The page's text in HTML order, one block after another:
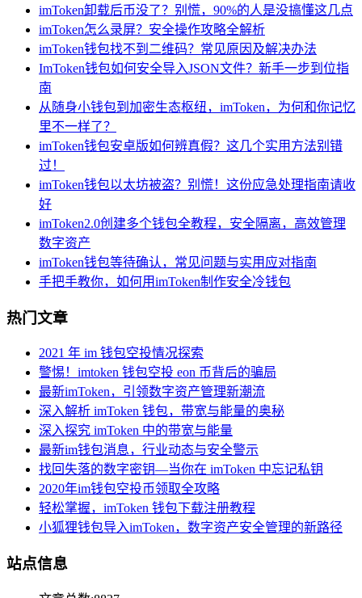
imToken卸载后币没了？别慌，90%的人是没搞懂这几点
imToken怎么录屏？安全操作攻略全解析
imToken钱包找不到二维码？常见原因及解决办法
ImToken钱包如何安全导入JSON文件？新手一步到位指
南
从随身小钱包到加密生态枢纽，imToken，为何和你记忆
里不一样了？
imToken钱包安卓版如何辨真假？这几个实用方法别错
过！
imToken钱包以太坊被盗？别慌！这份应急处理指南请收
好
imToken2.0创建多个钱包全教程，安全隔离，高效管理
数字资产
imToken钱包等待确认，常见问题与实用应对指南
手把手教你，如何用imToken制作安全冷钱包
热门文章
2021 年 im 钱包空投情况探索
警惕！imtoken 钱包空投 eon 币背后的骗局
最新imToken，引领数字资产管理新潮流
深入解析 imToken 钱包，带宽与能量的奥秘
深入探究 imToken 中的带宽与能量
最新im钱包消息，行业动态与安全警示
找回失落的数字密钥—当你在 imToken 中忘记私钥
2020年im钱包空投币领取全攻略
轻松掌握，imToken 钱包下载注册教程
小狐狸钱包导入imToken，数字资产安全管理的新路径
站点信息